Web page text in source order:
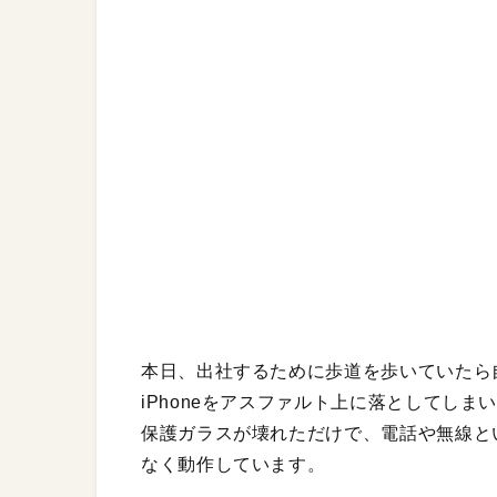
本日、出社するために歩道を歩いていた
iPhoneをアスファルト上に落としてしま
保護ガラスが壊れただけで、電話や無線
なく動作しています。